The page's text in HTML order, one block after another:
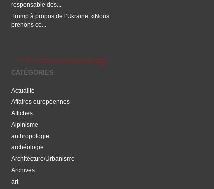
responsable des...
Trump à propos de l’Ukraine: «Nous
prenons ce...
CATÉGORIES
Actualité
Affaires européennes
Affiches
Alpinisme
anthropologie
archéologie
Architecture/Urbanisme
Archives
art